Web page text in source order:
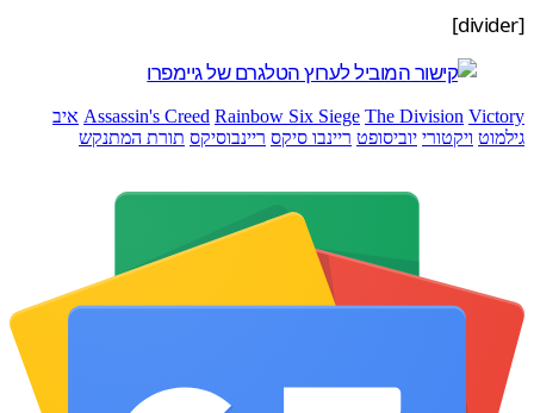
Assassin's Creed Rainbow Six Siege The Division
איב
ויקטורי יוביסופט ריינבו סיקס ריינבוסיקס תורת המתנקש